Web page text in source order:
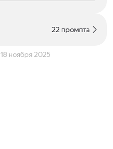
22 промпта
18 ноября 2025